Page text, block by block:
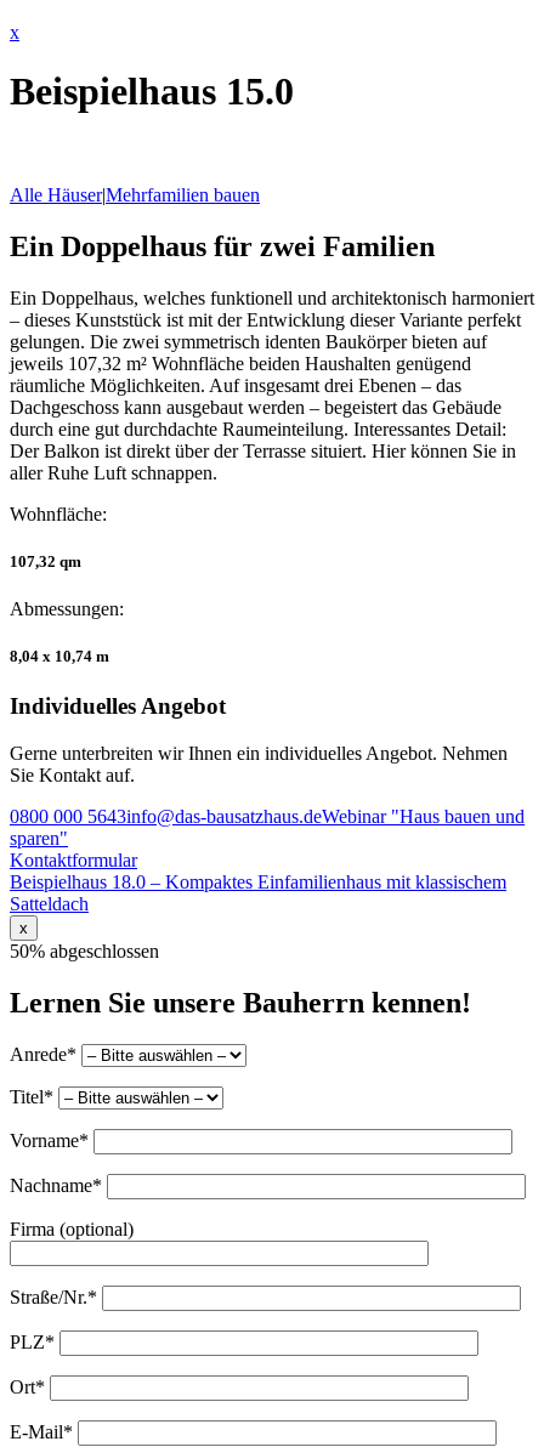
x
Beispielhaus 15.0
Alle Häuser|Mehrfamilien bauen
Ein Doppelhaus für zwei Familien
Ein Doppelhaus, welches funktionell und architektonisch harmoniert
– dieses Kunststück ist mit der Entwicklung dieser Variante perfekt
gelungen. Die zwei symmetrisch identen Baukörper bieten auf
jeweils 107,32 m² Wohnfläche beiden Haushalten genügend
räumliche Möglichkeiten. Auf insgesamt drei Ebenen – das
Dachgeschoss kann ausgebaut werden – begeistert das Gebäude
durch eine gut durchdachte Raumeinteilung. Interessantes Detail:
Der Balkon ist direkt über der Terrasse situiert. Hier können Sie in
aller Ruhe Luft schnappen.
Wohnfläche:
107,32 qm
Abmessungen:
8,04 x 10,74 m
Individuelles Angebot
Gerne unterbreiten wir Ihnen ein individuelles Angebot. Nehmen
Sie Kontakt auf.
0800 000 5643info@das-bausatzhaus.deWebinar "Haus bauen und
sparen"
Kontaktformular
Beitragsnavigation
Beispielhaus 18.0 – Kompaktes Einfamilienhaus mit klassischem
Satteldach
x
50% abgeschlossen
Lernen Sie unsere Bauherrn kennen!
Anrede*
Titel*
Vorname*
Nachname*
Firma (optional)
Straße/Nr.*
PLZ*
Ort*
E-Mail*